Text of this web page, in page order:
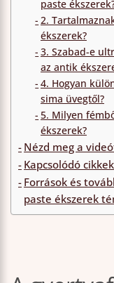
paste
2.
ékszerek?
3. Szabad-e
az antik
4. Hogyan
sima üvegtől?
5. Milyen
ékszerek?
Nézd meg a
Kapcsolódó
Források és
paste ékszerek